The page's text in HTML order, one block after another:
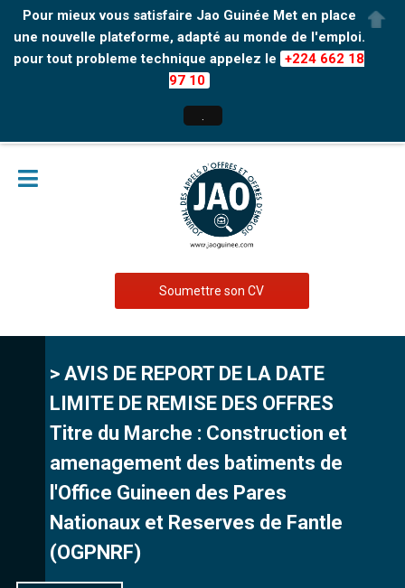
Pour mieux vous satisfaire Jao Guinée Met en place
une nouvelle plateforme, adapté au monde de l'emploi.
pour tout probleme technique appelez le +224 662 18
97 10
Soumettre son CV
> AVIS DE REPORT DE LA DATE
LIMITE DE REMISE DES OFFRES
Titre du Marche : Construction et
amenagement des batiments de
l'Office Guineen des Pares
Nationaux et Reserves de Fantle
(OGPNRF)